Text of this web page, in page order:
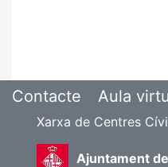
Contacte Aula
Xarxa de Centres
Ajuntament